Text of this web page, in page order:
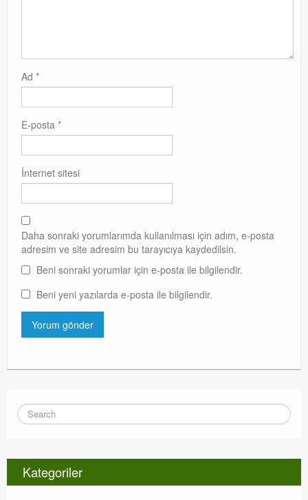
Ad *
E-posta *
İnternet sitesi
Daha sonraki yorumlarımda kullanılması için adım, e-posta
adresim ve site adresim bu tarayıcıya kaydedilsin.
Beni sonraki yorumlar için e-posta ile bilgilendir.
Beni yeni yazılarda e-posta ile bilgilendir.
Kategoriler